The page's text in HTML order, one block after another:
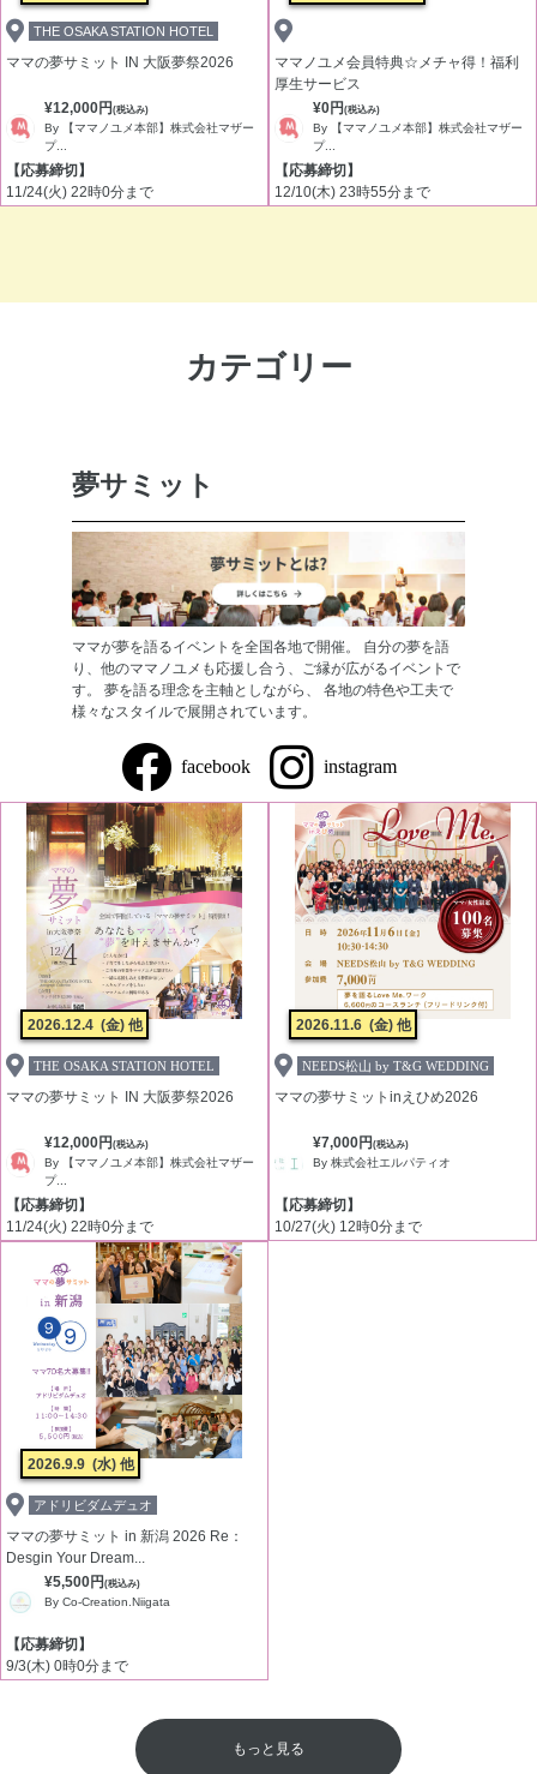
THE OSAKA STATION HOTEL
ママの夢サミット IN 大阪夢祭2026
¥12,000円 (税込み)
By 【ママノユメ本部】株式会社マザー
プ...
【応募締切】
11/24(火) 22時0分まで
ママノユメ会員特典☆メチャ得！福利
厚生サービス
¥0円 (税込み)
By 【ママノユメ本部】株式会社マザー
プ...
【応募締切】
12/10(木) 23時55分まで
カテゴリー
夢サミット
ママが夢を語るイベントを全国各地で開催。 自分の夢を語
り、他のママノユメも応援し合う、ご縁が広がるイベントで
す。 夢を語る理念を主軸としながら、 各地の特色や工夫で
様々なスタイルで展開されています。
facebook instagram
2026.12.4 (金) 他
THE OSAKA STATION HOTEL
ママの夢サミット IN 大阪夢祭2026
¥12,000円 (税込み)
By 【ママノユメ本部】株式会社マザー
プ...
【応募締切】
11/24(火) 22時0分まで
2026.11.6 (金) 他
NEEDS松山 by T&G WEDDING
ママの夢サミットinえひめ2026
¥7,000円 (税込み)
By 株式会社エルパティオ
【応募締切】
10/27(火) 12時0分まで
2026.9.9 (水) 他
アドリビダムデュオ
ママの夢サミット in 新潟 2026 Re：
Desgin Your Dream...
¥5,500円 (税込み)
By Co-Creation.Niigata
【応募締切】
9/3(木) 0時0分まで
もっと見る